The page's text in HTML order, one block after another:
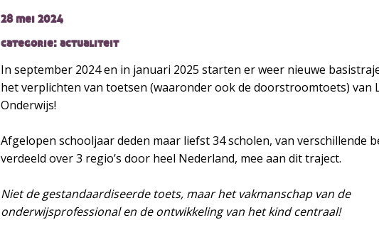
28 mei 2024
categorie: actualiteit
In september 2024 en in januari 2025 starten er weer nieuwe
het verplichten van toetsen (waaronder ook de doorstroomtoets) van
Onderwijs!
Afgelopen schooljaar deden maar liefst 34 scholen, van verschillende
verdeeld over 3 regio’s door heel Nederland, mee aan dit traject.
Niet de gestandaardiseerde toets, maar het vakmanschap van de
onderwijsprofessional en de ontwikkeling van het kind centraal!